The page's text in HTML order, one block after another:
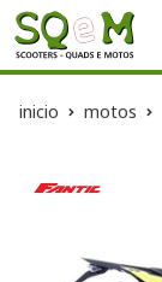
inicio motos